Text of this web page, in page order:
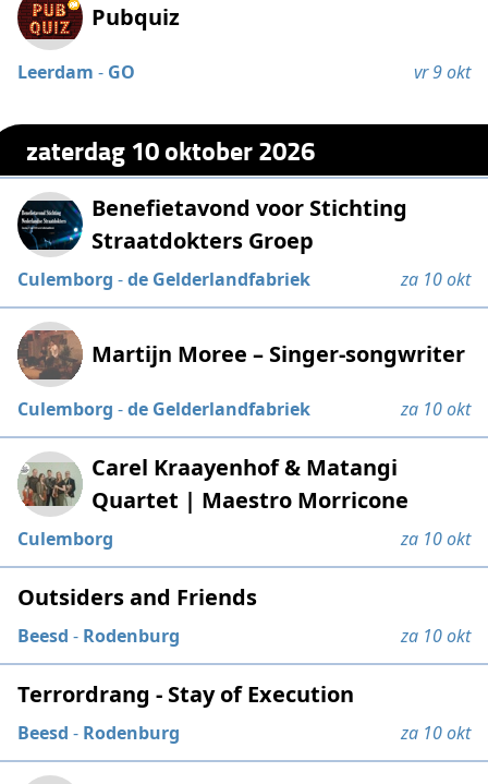
Pubquiz
Leerdam - GO vr 9 okt
zaterdag 10 oktober 2026
Benefietavond voor Stichting
Straatdokters Groep
Culemborg -de Gelderlandfabriek za 10 okt
Martijn Moree – Singer-songwriter
Culemborg -de Gelderlandfabriek za 10 okt
Carel Kraayenhof & Matangi
Quartet | Maestro Morricone
Culemborg za 10 okt
Outsiders and Friends
Beesd - Rodenburg za 10 okt
Terrordrang - Stay of Execution
Beesd - Rodenburg za 10 okt